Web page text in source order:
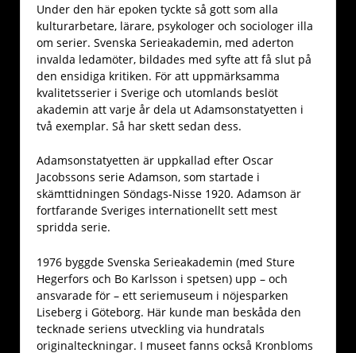
Under den här epoken tyckte så gott som alla
kulturarbetare, lärare, psykologer och sociologer illa
om serier. Svenska Serieakademin, med aderton
invalda ledamöter, bildades med syfte att få slut på
den ensidiga kritiken. För att uppmärksamma
kvalitetsserier i Sverige och utomlands beslöt
akademin att varje år dela ut Adamsonstatyetten i
två exemplar. Så har skett sedan dess.
Adamsonstatyetten är uppkallad efter Oscar
Jacobssons serie Adamson, som startade i
skämttidningen Söndags-Nisse 1920. Adamson är
fortfarande Sveriges internationellt sett mest
spridda serie.
1976 byggde Svenska Serieakademin (med Sture
Hegerfors och Bo Karlsson i spetsen) upp – och
ansvarade för – ett seriemuseum i nöjesparken
Liseberg i Göteborg. Här kunde man beskåda den
tecknade seriens utveckling via hundratals
originalteckningar. I museet fanns också Kronbloms